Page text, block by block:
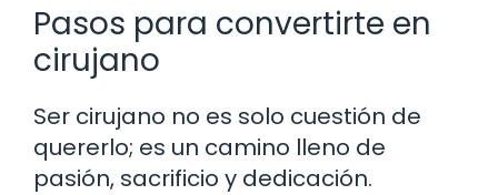
Pasos para convertirte en
cirujano
Ser cirujano no es solo cuestión de
quererlo; es un camino lleno de
pasión, sacrificio y dedicación.